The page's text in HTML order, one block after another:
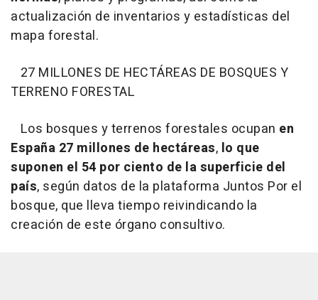
actualización de inventarios y estadísticas del
mapa forestal.
27 MILLONES DE HECTÁREAS DE BOSQUES Y
TERRENO FORESTAL
Los bosques y terrenos forestales ocupan en
España 27 millones de hectáreas, lo que
suponen el 54 por ciento de la superficie del
país, según datos de la plataforma Juntos Por el
bosque, que lleva tiempo reivindicando la
creación de este órgano consultivo.